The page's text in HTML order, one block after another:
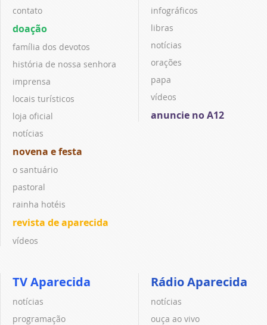
contato
doação
família dos devotos
história de nossa senhora
imprensa
locais turísticos
loja oficial
notícias
novena e festa
o santuário
pastoral
rainha hotéis
revista de aparecida
vídeos
infográficos
libras
notícias
orações
papa
vídeos
anuncie no A12
TV Aparecida
notícias
programação
Rádio Aparecida
notícias
ouça ao vivo